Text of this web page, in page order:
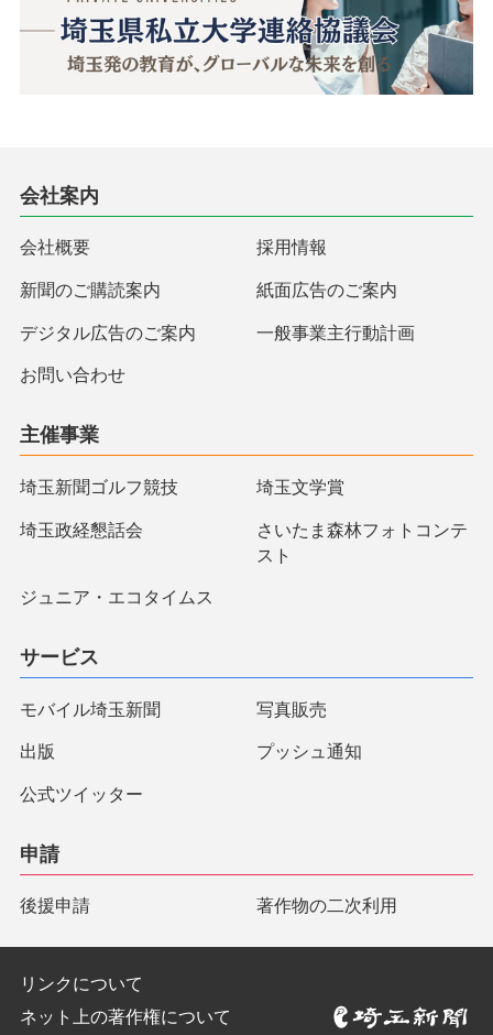
会社案内
会社概要 採用情報
新聞のご購読案内 紙面広告のご案内
デジタル広告のご案内 一般事業主行動計画
お問い合わせ
主催事業
埼玉新聞ゴルフ競技 埼玉文学賞
埼玉政経懇話会
さいたま森林フォトコンテ
スト
ジュニア・エコタイムス
サービス
モバイル埼玉新聞 写真販売
出版 プッシュ通知
公式ツイッター
申請
後援申請 著作物の二次利用
リンクについて
ネット上の著作権について